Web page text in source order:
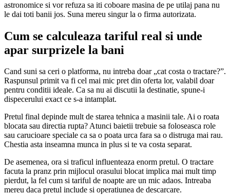
astronomice si vor refuza sa iti coboare masina de pe utilaj pana nu
le dai toti banii jos. Suna mereu singur la o firma autorizata.
Cum se calculeaza tariful real si unde
apar surprizele la bani
Cand suni sa ceri o platforma, nu intreba doar „cat costa o tractare?”.
Raspunsul primit va fi cel mai mic pret din oferta lor, valabil doar
pentru conditii ideale. Ca sa nu ai discutii la destinatie, spune-i
dispecerului exact ce s-a intamplat.
Pretul final depinde mult de starea tehnica a masinii tale. Ai o roata
blocata sau directia rupta? Atunci baietii trebuie sa foloseasca role
sau carucioare speciale ca sa o poata urca fara sa o distruga mai rau.
Chestia asta inseamna munca in plus si te va costa separat.
De asemenea, ora si traficul influenteaza enorm pretul. O tractare
facuta la pranz prin mijlocul orasului blocat implica mai mult timp
pierdut, la fel cum si tariful de noapte are un mic adaos. Intreaba
mereu daca pretul include si operatiunea de descarcare.